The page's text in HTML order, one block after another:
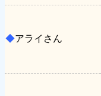
◆アライさん